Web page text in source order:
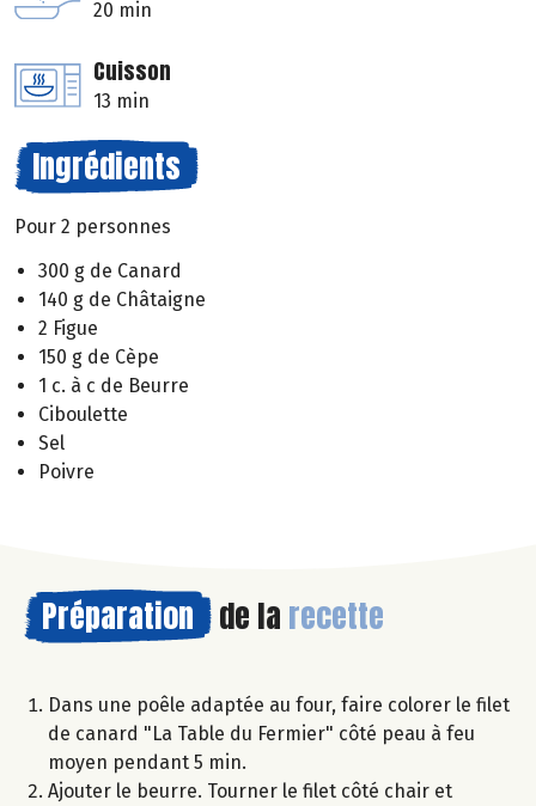
20 min
Cuisson
13 min
Ingrédients
Pour 2 personnes
300 g de Canard
140 g de Châtaigne
2 Figue
150 g de Cèpe
1 c. à c de Beurre
Ciboulette
Sel
Poivre
Préparation de la recette
Dans une poêle adaptée au four, faire colorer le filet
de canard "La Table du Fermier" côté peau à feu
moyen pendant 5 min.
Ajouter le beurre. Tourner le filet côté chair et